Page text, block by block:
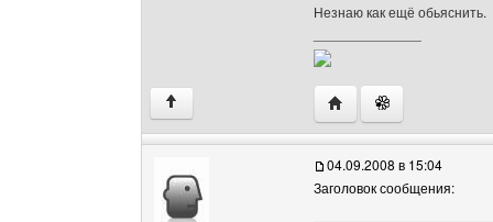
Незнаю как ещё обьяснить.
↑ Посетить сайт
04.09.2008 в 15:04
Заголовок сообщения: